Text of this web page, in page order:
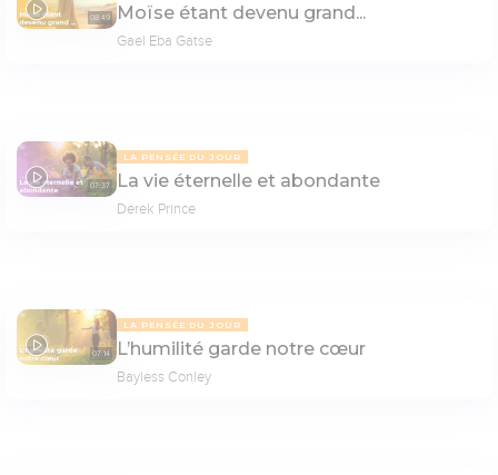
08:49 Moïse étant devenu grand...
Gael Eba Gatse
07:37
LA PENSÉE DU JOUR
La vie éternelle et abondante
Derek Prince
07:14
LA PENSÉE DU JOUR
L’humilité garde notre cœur
Bayless Conley